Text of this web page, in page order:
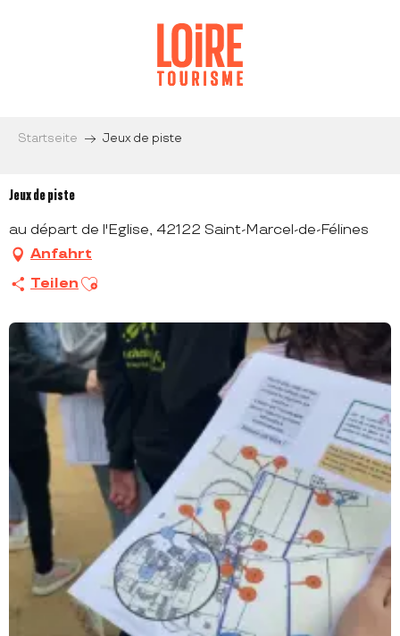
Startseite Jeux de piste
Jeux de piste
au départ de l'Eglise, 42122 Saint-Marcel-de-Félines
Anfahrt
Teilen Ajouter aux favoris